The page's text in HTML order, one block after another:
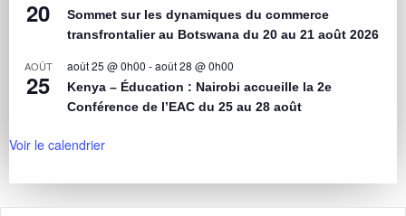
20
Sommet sur les dynamiques du commerce
transfrontalier au Botswana du 20 au 21 août 2026
AOÛT
25
août 25 @ 0h00 -août 28 @ 0h00
Kenya – Éducation : Nairobi accueille la 2e
Conférence de l’EAC du 25 au 28 août
Voir le calendrier